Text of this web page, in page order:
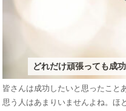
どれだけ頑張っても成
皆さんは成功したいと思ったこと
思う人はあまりいませんよね。ほ